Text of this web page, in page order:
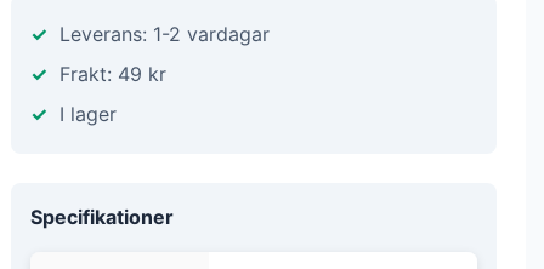
Leverans: 1-2 vardagar
Frakt: 49 kr
I lager
Specifikationer